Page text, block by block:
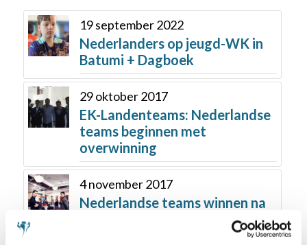
19 september 2022
Nederlanders op jeugd-WK in
Batumi + Dagboek
29 oktober 2017
EK-Landenteams: Nederlandse
teams beginnen met
overwinning
4 november 2017
Nederlandse teams winnen na